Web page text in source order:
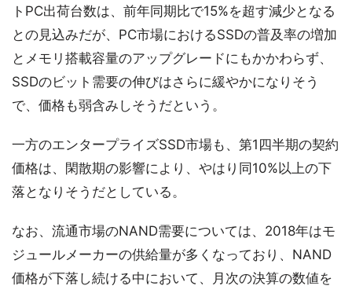
トPC出荷台数は、前年同期比で15%を超す減少となる
との見込みだが、PC市場におけるSSDの普及率の増加
とメモリ搭載容量のアップグレードにもかかわらず、
SSDのビット需要の伸びはさらに緩やかになりそう
で、価格も弱含みしそうだという。
一方のエンタープライズSSD市場も、第1四半期の契約
価格は、閑散期の影響により、やはり同10%以上の下
落となりそうだとしている。
なお、流通市場のNAND需要については、2018年はモ
ジュールメーカーの供給量が多くなっており、NAND
価格が下落し続ける中において、月次の決算の数値を